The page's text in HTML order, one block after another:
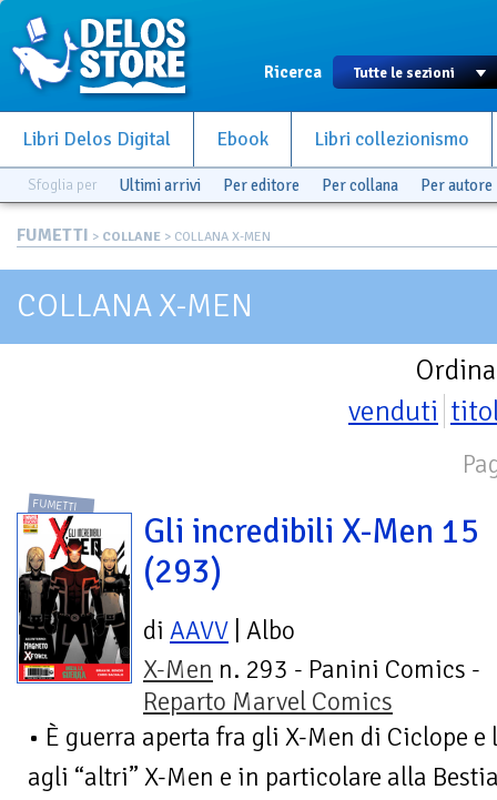
Ricerca
Libri Delos Digital Ebook Libri collezionismo
Sfoglia per Ultimi arrivi Per editore Per collana Per autore
FUMETTI > COLLANE > COLLANA X-MEN
COLLANA X-MEN
venduti
FUMETTI
Gli incredibili X-Men 15
(293)
di AAVV | Albo
X-Men n. 293 - Panini Comics -
Reparto Marvel Comics
• È guerra aperta fra gli X-Men di Ciclope e
agli “altri” X-Men e in particolare alla